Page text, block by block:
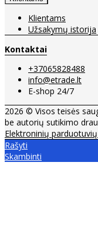
Klientams
Užsakymų istorija
Kontaktai
+37065828488
info@etrade.lt
E-shop 24/7
2026 © Visos teisės
be autorių sutikimo
Elektroninių
Rašyti
Skambinti